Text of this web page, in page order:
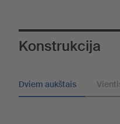
Konstrukcija
Dviem aukštais